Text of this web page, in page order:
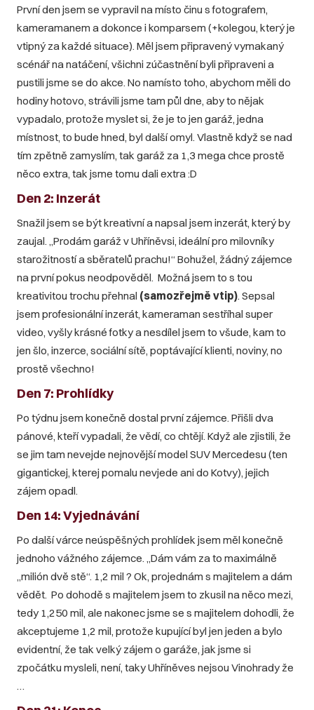
První den jsem se vypravil na místo činu s fotografem,
kameramanem a dokonce i komparsem (+kolegou, který je
vtipný za každé situace). Měl jsem připravený vymakaný
scénář na natáčení, všichni zúčastnění byli připraveni a
pustili jsme se do akce. No namísto toho, abychom měli do
hodiny hotovo, strávili jsme tam půl dne, aby to nějak
vypadalo, protože myslet si, že je to jen garáž, jedna
místnost, to bude hned, byl další omyl. Vlastně když se nad
tím zpětně zamyslím, tak garáž za 1,3 mega chce prostě
něco extra, tak jsme tomu dali extra :D
Den 2: Inzerát
Snažil jsem se být kreativní a napsal jsem inzerát, který by
zaujal. „Prodám garáž v Uhříněvsi, ideální pro milovníky
starožitností a sběratelů prachu!“ Bohužel, žádný zájemce
na první pokus neodpověděl. Možná jsem to s tou
kreativitou trochu přehnal (samozřejmě vtip) . Sepsal
jsem profesionální inzerát, kameraman sestříhal super
video, vyšly krásné fotky a nesdílel jsem to všude, kam to
jen šlo, inzerce, sociální sítě, poptávající klienti, noviny, no
prostě všechno!
Den 7: Prohlídky
Po týdnu jsem konečně dostal první zájemce. Přišli dva
pánové, kteří vypadali, že vědí, co chtějí. Když ale zjistili, že
se jim tam nevejde nejnovější model SUV Mercedesu (ten
gigantickej, kterej pomalu nevjede ani do Kotvy), jejich
zájem opadl.
Den 14: Vyjednávání
Po další várce neúspěšných prohlídek jsem měl konečně
jednoho vážného zájemce. „Dám vám za to maximálně
„milión dvě stě“. 1,2 mil ? Ok, projednám s majitelem a dám
vědět. Po dohodě s majitelem jsem to zkusil na něco mezi,
tedy 1,250 mil, ale nakonec jsme se s majitelem dohodli, že
akceptujeme 1,2 mil, protože kupující byl jen jeden a bylo
evidentní, že tak velký zájem o garáže, jak jsme si
zpočátku mysleli, není, taky Uhříněves nejsou Vinohrady že